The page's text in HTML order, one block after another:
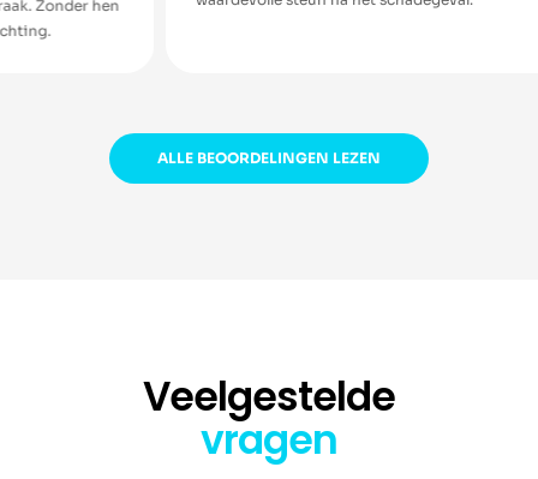
ALLE BEOORDELINGEN LEZEN
Veelgestelde
vragen